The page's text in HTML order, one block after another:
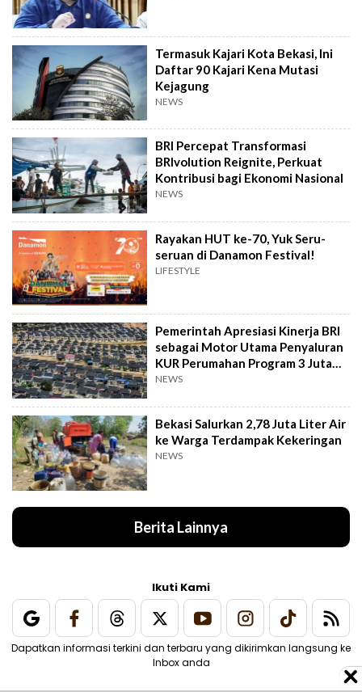
Termasuk Kajari Kota Bekasi, Ini
Daftar 90 Kajari Kena Mutasi
Kejagung
NEWS
BRI Percepat Transformasi
BRIvolution Reignite, Perkuat
Kontribusi bagi Ekonomi Nasional
NEWS
Rayakan HUT ke-70, Yuk Seru-
seruan di Danamon Festival!
LIFESTYLE
Pemerintah Apresiasi Kinerja BRI
sebagai Motor Utama Penyaluran
KUR Perumahan Program 3 Juta
Rumah
NEWS
Bekasi Salurkan 2,78 Juta Liter Air
ke Warga Terdampak Kekeringan
NEWS
Berita Lainnya
Ikuti Kami
Dapatkan informasi terkini dan terbaru yang dikirimkan langsung ke
Inbox anda